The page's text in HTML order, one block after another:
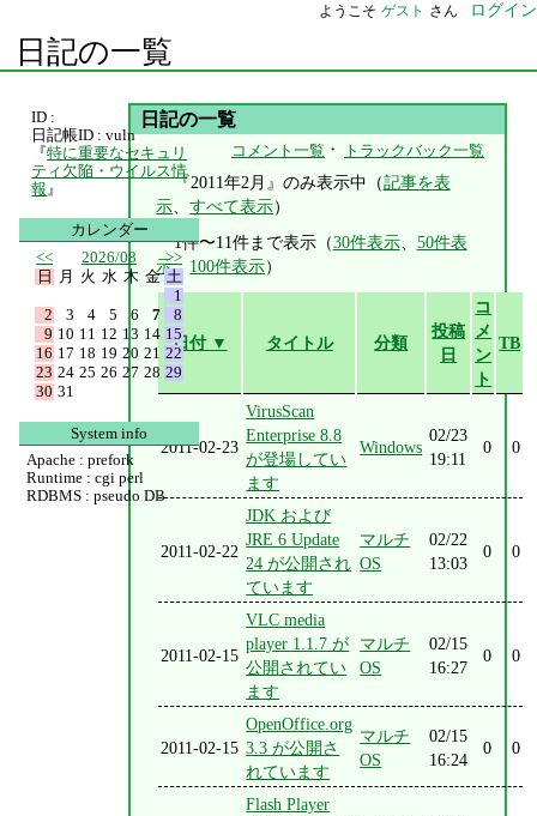
ようこそ ゲスト さん ログイン
日記の一覧
日記の一覧
コメント一覧 ・ トラックバック一覧
『2011年2月』のみ表示中（記事を表
示、すべて表示）
1件〜11件まで表示（30件表示、 50件表
示、 100件表示）
日付 ▼ タイトル 分類
投稿
日
コ
メ
ン
ト
TB
2011-02-23
VirusScan
Enterprise 8.8
が登場してい
ます
Windows
02/23
19:11
0 0
2011-02-22
JDK および
JRE 6 Update
24 が公開され
ています
マルチ
OS
02/22
13:03
0 0
2011-02-15
VLC media
player 1.1.7 が
公開されてい
ます
マルチ
OS
02/15
16:27
0 0
2011-02-15
OpenOffice.org
3.3 が公開さ
れています
マルチ
OS
02/15
16:24
0 0
Flash Player
ID :
日記帳ID : vuln
『特に重要なセキュリ
ティ欠陥・ウイルス情
報 』
カレンダー
<<
2026/08
>>
日
月 火 水 木 金 土
1
2
3 4 5 6 7
8
9 10 11 12 13 14 15
16 17 18 19 20 21 22
23 24 25 26 27 28 29
30 31
System info
Apache : prefork
Runtime : cgi perl
RDBMS : pseudo DB